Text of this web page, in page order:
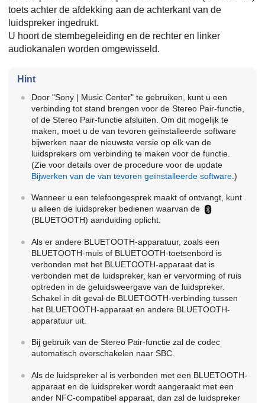
toets achter de afdekking aan de achterkant van de
luidspreker ingedrukt.
U hoort de stembegeleiding en de rechter en linker
audiokanalen worden omgewisseld.
Hint
Door "Sony | Music Center" te gebruiken, kunt u een
verbinding tot stand brengen voor de Stereo Pair-functie,
of de Stereo Pair-functie afsluiten. Om dit mogelijk te
maken, moet u de van tevoren geïnstalleerde software
bijwerken naar de nieuwste versie op elk van de
luidsprekers om verbinding te maken voor de functie.
(Zie voor details over de procedure voor de update
Bijwerken van de van tevoren geïnstalleerde software.)
Wanneer u een telefoongesprek maakt of ontvangt, kunt
u alleen de luidspreker bedienen waarvan de
(BLUETOOTH) aanduiding oplicht.
Als er andere BLUETOOTH-apparatuur, zoals een
BLUETOOTH-muis of BLUETOOTH-toetsenbord is
verbonden met het BLUETOOTH-apparaat dat is
verbonden met de luidspreker, kan er vervorming of ruis
optreden in de geluidsweergave van de luidspreker.
Schakel in dit geval de BLUETOOTH-verbinding tussen
het BLUETOOTH-apparaat en andere BLUETOOTH-
apparatuur uit.
Bij gebruik van de Stereo Pair-functie zal de codec
automatisch overschakelen naar SBC.
Als de luidspreker al is verbonden met een BLUETOOTH-
apparaat en de luidspreker wordt aangeraakt met een
ander NFC-compatibel apparaat, dan zal de luidspreker